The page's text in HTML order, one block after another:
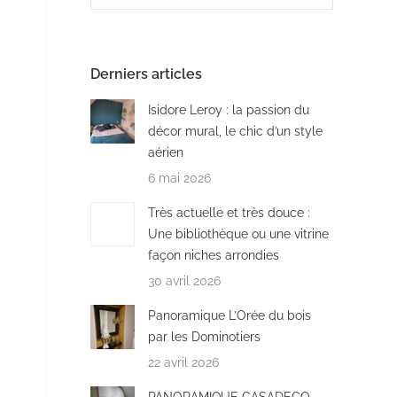
Derniers articles
Isidore Leroy : la passion du
décor mural, le chic d’un style
aérien
6 mai 2026
Très actuelle et très douce :
Une bibliothèque ou une vitrine
façon niches arrondies
30 avril 2026
Panoramique L’Orée du bois
par les Dominotiers
22 avril 2026